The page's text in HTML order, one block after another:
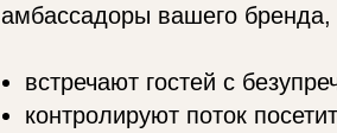
амбассадоры вашего бренда,
встречают гостей с
контролируют поток